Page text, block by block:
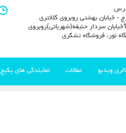
- خیابان بهشتی روبروی کلانتری
11خیابان سردار حنیفه(شهربانی)روبروی
نور، فروشگاه تشکری
ویدیو مقالات نمایندگی های پکیج